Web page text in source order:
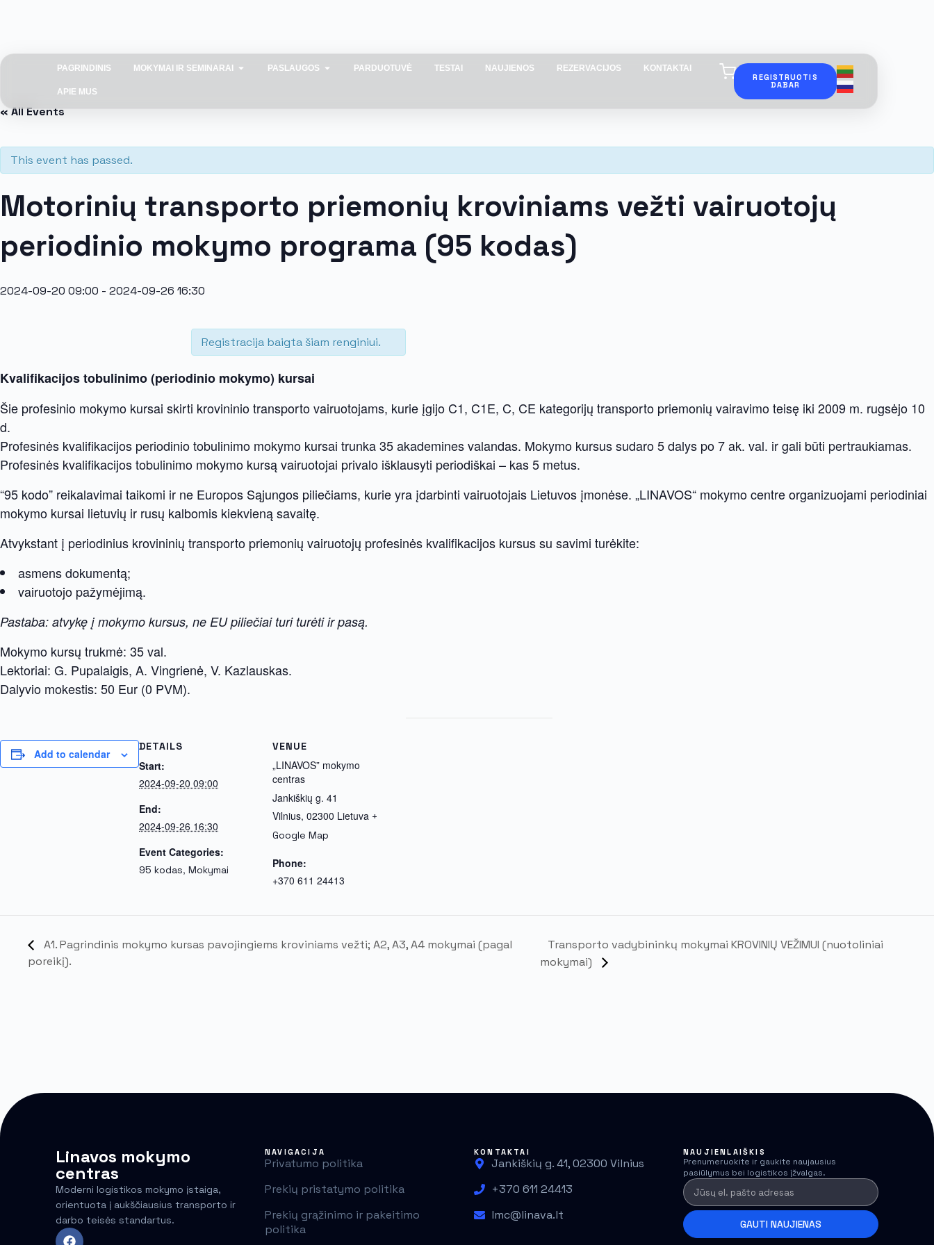
PAGRINDINIS MOKYMAI IR SEMINARAI PASLAUGOS PARDUOTUVĖ TESTAI NAUJIENOS REZERVACIJOS KONTAKTAI
APIE MUS
REGISTRUOTIS
DABAR
« All Events
This event has passed.
Motorinių transporto priemonių kroviniams vežti vairuotojų
periodinio mokymo programa (95 kodas)
2024-09-20 09:00 - 2024-09-26 16:30
Registracija baigta šiam renginiui.
Kvalifikacijos tobulinimo (periodinio mokymo) kursai
Šie profesinio mokymo kursai skirti krovininio transporto vairuotojams, kurie įgijo C1, C1E, C, CE kategorijų transporto priemonių vairavimo teisę iki 2009 m. rugsėjo 10
d.
Profesinės kvalifikacijos periodinio tobulinimo mokymo kursai trunka 35 akademines valandas. Mokymo kursus sudaro 5 dalys po 7 ak. val. ir gali būti pertraukiamas.
Profesinės kvalifikacijos tobulinimo mokymo kursą vairuotojai privalo išklausyti periodiškai – kas 5 metus.
“95 kodo” reikalavimai taikomi ir ne Europos Sąjungos piliečiams, kurie yra įdarbinti vairuotojais Lietuvos įmonėse. „LINAVOS“ mokymo centre organizuojami periodiniai
mokymo kursai lietuvių ir rusų kalbomis kiekvieną savaitę.
Atvykstant į periodinius krovininių transporto priemonių vairuotojų profesinės kvalifikacijos kursus su savimi turėkite:
asmens dokumentą;
vairuotojo pažymėjimą.
Pastaba: atvykę į mokymo kursus, ne EU piliečiai turi turėti ir pasą.
Mokymo kursų trukmė: 35 val.
Lektoriai: G. Pupalaigis, A. Vingrienė, V. Kazlauskas.
Dalyvio mokestis: 50 Eur (0 PVM).
Add to calendar
DETAILS
Start:
2024-09-20 09:00
End:
2024-09-26 16:30
Event Categories:
95 kodas, Mokymai
VENUE
„LINAVOS” mokymo
centras
Jankiškių g. 41
Vilnius, 02300 Lietuva +
Google Map
Phone:
+370 611 24413
A1. Pagrindinis mokymo kursas pavojingiems kroviniams vežti; A2, A3, A4 mokymai (pagal
poreikį).
Transporto vadybininkų mokymai KROVINIŲ VEŽIMUI (nuotoliniai
mokymai)
Linavos mokymo
centras
Moderni logistikos mokymo įstaiga,
orientuota į aukščiausius transporto ir
darbo teisės standartus.
NAVIGACIJA
Privatumo politika
Prekių pristatymo politika
Prekių grąžinimo ir pakeitimo
politika
KONTAKTAI
Jankiškių g. 41, 02300 Vilnius
+370 611 24413
lmc@linava.lt
NAUJIENLAIŠKIS
Prenumeruokite ir gaukite naujausius
pasiūlymus bei logistikos įžvalgas.
GAUTI NAUJIENAS